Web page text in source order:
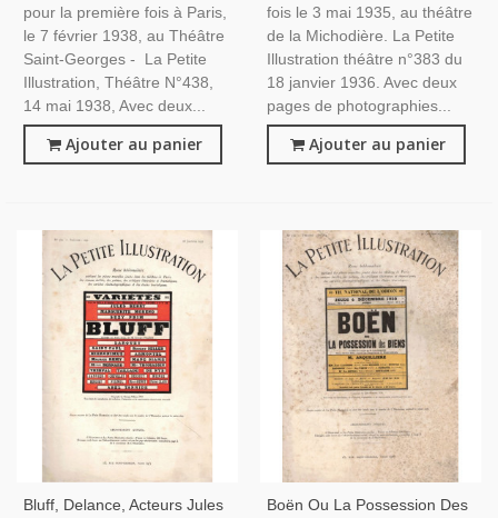
pour la première fois à Paris,
le 7 février 1938, au Théâtre
Saint-Georges - La Petite
Illustration, Théâtre N°438,
14 mai 1938, Avec deux...
Ajouter au panier
fois le 3 mai 1935, au théâtre
de la Michodière. La Petite
Illustration théâtre n°383 du
18 janvier 1936. Avec deux
pages de photographies...
Ajouter au panier
Bluff, Delance, Acteurs Jules
Boën Ou La Possession Des